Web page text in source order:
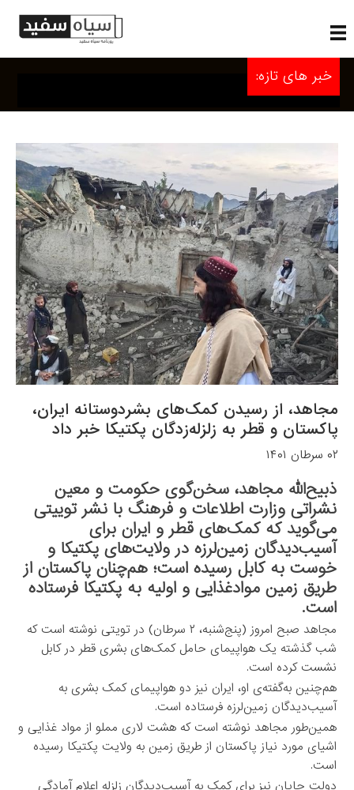
خبر های تازه:
مجاهد، از رسیدن کمک‌های بشردوستانه ایران،
پاکستان و قطر به زلزله‌زدگان پکتیکا خبر داد
۰۲ سرطان ۱۴۰۱
ذبیح‌الله مجاهد، سخن‌گوی حکومت و معین
نشراتی وزارت اطلاعات و فرهنگ با نشر توییتی
می‌گوید که کمک‌های قطر و ایران برای
آسیب‌دیدگان زمین‌لرزه در ولایت‌های پکتیکا و
خوست به کابل رسیده است؛ هم‌چنان پاکستان از
طریق زمین موادغذایی و اولیه به پکتیکا فرستاده
است.
مجاهد صبح امروز (پنج‌شنبه، ۲ سرطان) در تویتی نوشته است که
شب گذشته یک هواپیمای حامل کمک‌های بشری قطر در کابل
نشست کرده است.
هم‌چنین به‌گفته‌ی او، ایران نیز دو هواپیما‌ی کمک بشری به
آسیب‌دیدگان زمین‌لرزه فرستاده است.
همین‌طور مجاهد نوشته است که هشت لاری مملو‌ از مواد غذایی و
اشیای مورد نیاز پاکستان از طریق زمین به ولایت پکتیکا رسیده
است.
دولت جاپان نیز برای کمک به آسیب‌‌دیدگان زلزله اعلام آمادگی